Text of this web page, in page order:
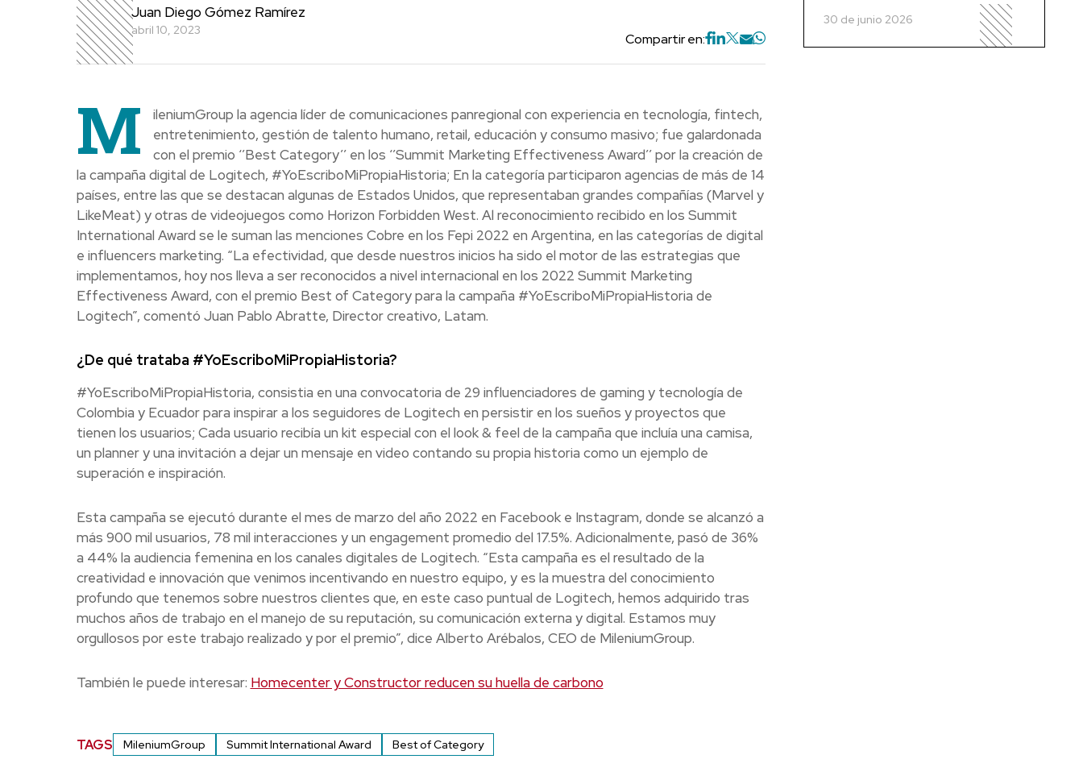
Juan Diego Gómez Ramírez
abril 10, 2023
Compartir en:
M
ileniumGroup la agencia líder de comunicaciones panregional con experiencia en tecnología, fintech,
entretenimiento, gestión de talento humano, retail, educación y consumo masivo; fue galardonada
con el premio ‘’Best Category’’ en los ‘’Summit Marketing Effectiveness Award’’ por la creación de
la campaña digital de Logitech, #YoEscriboMiPropiaHistoria; En la categoría participaron agencias de más de 14
países, entre las que se destacan algunas de Estados Unidos, que representaban grandes compañías (Marvel y
LikeMeat) y otras de videojuegos como Horizon Forbidden West. Al reconocimiento recibido en los Summit
International Award se le suman las menciones Cobre en los Fepi 2022 en Argentina, en las categorías de digital
e influencers marketing. “La efectividad, que desde nuestros inicios ha sido el motor de las estrategias que
implementamos, hoy nos lleva a ser reconocidos a nivel internacional en los 2022 Summit Marketing
Effectiveness Award, con el premio Best of Category para la campaña #YoEscriboMiPropiaHistoria de
Logitech”, comentó Juan Pablo Abratte, Director creativo, Latam.
¿De qué trataba #YoEscriboMiPropiaHistoria?
#YoEscriboMiPropiaHistoria, consistia en una convocatoria de 29 influenciadores de gaming y tecnología de
Colombia y Ecuador para inspirar a los seguidores de Logitech en persistir en los sueños y proyectos que
tienen los usuarios; Cada usuario recibía un kit especial con el look & feel de la campaña que incluía una camisa,
un planner y una invitación a dejar un mensaje en video contando su propia historia como un ejemplo de
superación e inspiración.
Esta campaña se ejecutó durante el mes de marzo del año 2022 en Facebook e Instagram, donde se alcanzó a
más 900 mil usuarios, 78 mil interacciones y un engagement promedio del 17.5%. Adicionalmente, pasó de 36%
a 44% la audiencia femenina en los canales digitales de Logitech. “Esta campaña es el resultado de la
creatividad e innovación que venimos incentivando en nuestro equipo, y es la muestra del conocimiento
profundo que tenemos sobre nuestros clientes que, en este caso puntual de Logitech, hemos adquirido tras
muchos años de trabajo en el manejo de su reputación, su comunicación externa y digital. Estamos muy
orgullosos por este trabajo realizado y por el premio”, dice Alberto Arébalos, CEO de MileniumGroup.
También le puede interesar: Homecenter y Constructor reducen su huella de carbono
TAGS MileniumGroup Summit International Award Best of Category
30 de junio 2026